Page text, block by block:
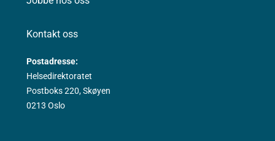
Kontakt oss
Postadresse:
Helsedirektoratet
Postboks 220, Skøyen
0213 Oslo